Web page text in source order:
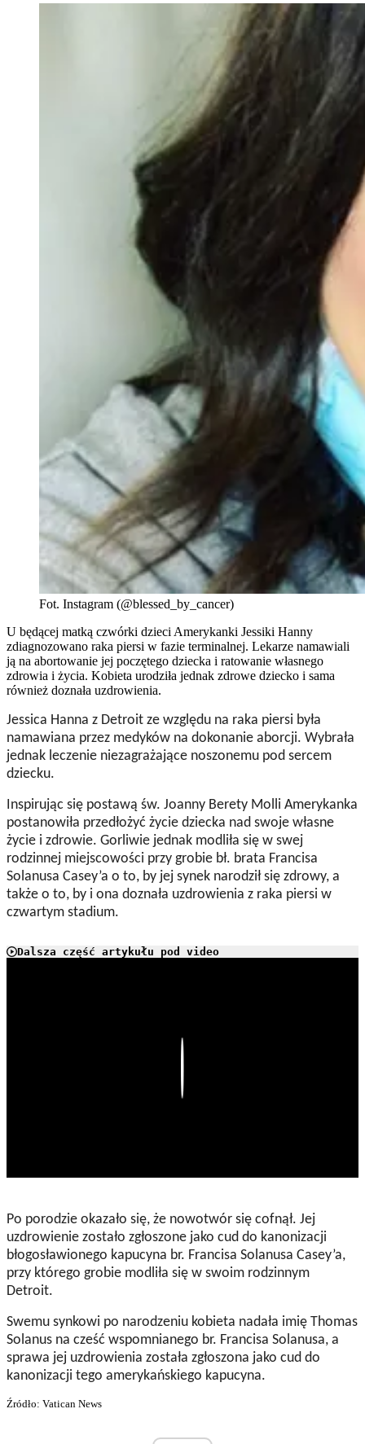
Fot. Instagram (@blessed_by_cancer)
U będącej matką czwórki dzieci Amerykanki Jessiki Hanny
zdiagnozowano raka piersi w fazie terminalnej. Lekarze namawiali
ją na abortowanie jej poczętego dziecka i ratowanie własnego
zdrowia i życia. Kobieta urodziła jednak zdrowe dziecko i sama
również doznała uzdrowienia.
Jessica Hanna z Detroit ze względu na raka piersi była
namawiana przez medyków na dokonanie aborcji. Wybrała
jednak leczenie niezagrażające noszonemu pod sercem
dziecku.
Inspirując się postawą św. Joanny Berety Molli Amerykanka
postanowiła przedłożyć życie dziecka nad swoje własne
życie i zdrowie. Gorliwie jednak modliła się w swej
rodzinnej miejscowości przy grobie bł. brata Francisa
Solanusa Casey’a o to, by jej synek narodził się zdrowy, a
także o to, by i ona doznała uzdrowienia z raka piersi w
czwartym stadium.
Dalsza część artykułu pod video
Po porodzie okazało się, że nowotwór się cofnął. Jej
uzdrowienie zostało zgłoszone jako cud do kanonizacji
błogosławionego kapucyna br. Francisa Solanusa Casey’a,
przy którego grobie modliła się w swoim rodzinnym
Detroit.
Swemu synkowi po narodzeniu kobieta nadała imię Thomas
Solanus na cześć wspomnianego br. Francisa Solanusa, a
sprawa jej uzdrowienia została zgłoszona jako cud do
kanonizacji tego amerykańskiego kapucyna.
Źródło: Vatican News